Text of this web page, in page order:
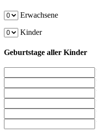
Erwachsene
Kinder
Geburtstage aller Kinder